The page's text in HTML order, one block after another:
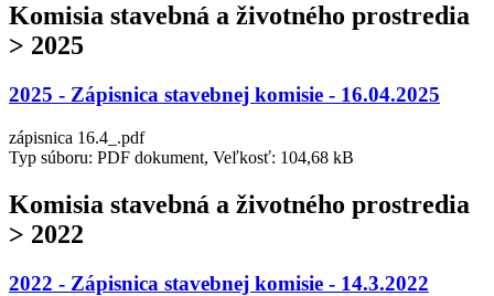
Komisia stavebná a životného prostredia
> 2025
2025 - Zápisnica stavebnej komisie - 16.04.2025
zápisnica 16.4_.pdf
Typ súboru: PDF dokument, Veľkosť: 104,68 kB
Komisia stavebná a životného prostredia
> 2022
2022 - Zápisnica stavebnej komisie - 14.3.2022